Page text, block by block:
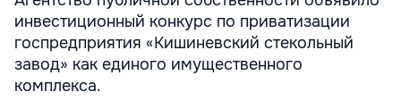
инвестиционный конкурс по приватизации
госпредприятия «Кишиневский стекольный
завод» как единого имущественного
комплекса.